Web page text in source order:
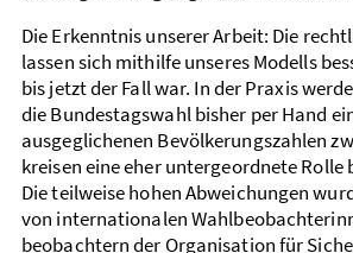
Die Erkenntnis unserer Arbeit: Die
lassen sich mithilfe unseres Modells
bis jetzt der Fall war. In der Praxis
die Bundes­tags­wahl bisher per Hand
ausgeglichenen Bevölkerungs­zahlen
kreisen eine eher unter­­geordnete Rolle
Die teilweise hohen Abweichungen
von inter­natio­na­len
beobachtern der Orga­nisation für